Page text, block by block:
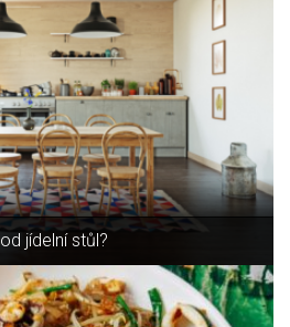
bez námahy